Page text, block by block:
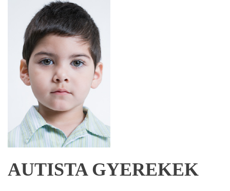
AUTISTA GYEREKEK